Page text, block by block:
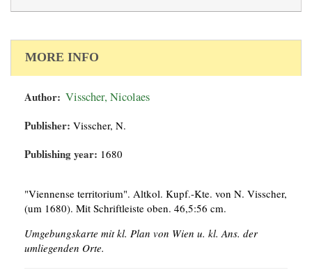
MORE INFO
Author: Visscher, Nicolaes
Publisher: Visscher, N.
Publishing year: 1680
"Viennense territorium". Altkol. Kupf.-Kte. von N. Visscher,
(um 1680). Mit Schriftleiste oben. 46,5:56 cm.
Umgebungskarte mit kl. Plan von Wien u. kl. Ans. der
umliegenden Orte.